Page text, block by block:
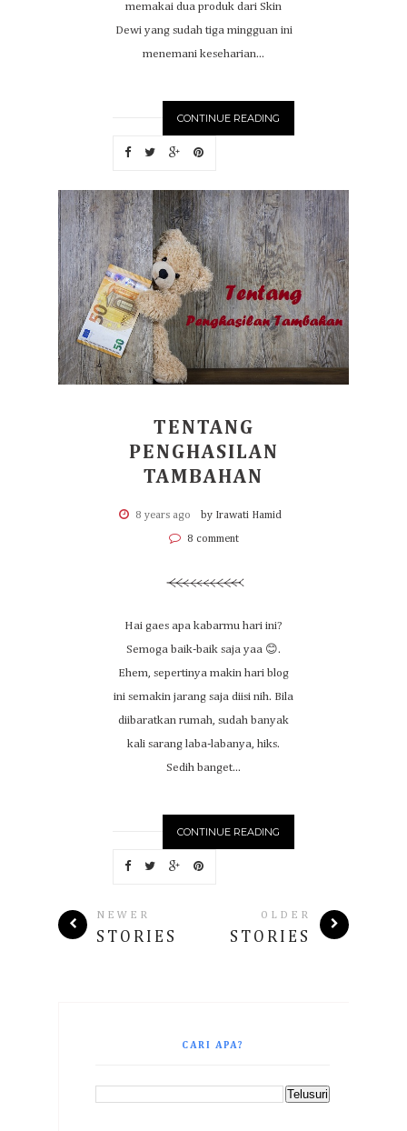
memakai dua produk dari Skin
Dewi yang sudah tiga mingguan ini
menemani keseharian...
CONTINUE READING
TENTANG
PENGHASILAN
TAMBAHAN
8 years ago by Irawati Hamid
8 comment
Hai gaes apa kabarmu hari ini?
Semoga baik-baik saja yaa 😊.
Ehem, sepertinya makin hari blog
ini semakin jarang saja diisi nih. Bila
diibaratkan rumah, sudah banyak
kali sarang laba-labanya, hiks.
Sedih banget...
CONTINUE READING
NEWER
STORIES
OLDER
STORIES
CARI APA?